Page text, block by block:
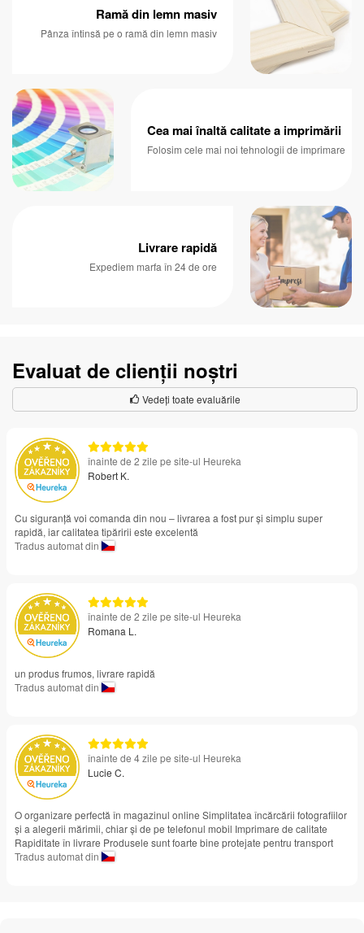
Ramă din lemn masiv
Pânza întinsă pe o ramă din lemn masiv
Cea mai înaltă calitate a imprimării
Folosim cele mai noi tehnologii de imprimare
Livrare rapidă
Expediem marfa în 24 de ore
Evaluat de clienții noștri
Vedeți toate evaluările
înainte de 2 zile pe site-ul Heureka
Robert K.
Cu siguranță voi comanda din nou – livrarea a fost pur și simplu super
rapidă, iar calitatea tipăririi este excelentă
Tradus automat din
înainte de 2 zile pe site-ul Heureka
Romana L.
un produs frumos, livrare rapidă
Tradus automat din
înainte de 4 zile pe site-ul Heureka
Lucie C.
O organizare perfectă în magazinul online Simplitatea încărcării fotografiilor
și a alegerii mărimii, chiar și de pe telefonul mobil Imprimare de calitate
Rapiditate în livrare Produsele sunt foarte bine protejate pentru transport
Tradus automat din